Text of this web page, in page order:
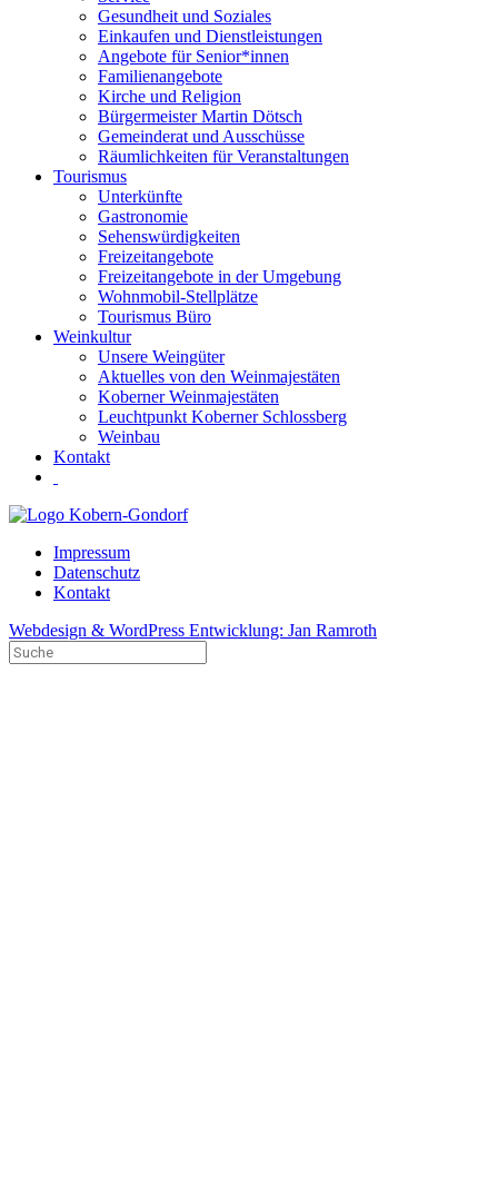
Gesundheit und Soziales
Einkaufen und Dienstleistungen
Angebote für Senior*innen
Familienangebote
Kirche und Religion
Bürgermeister Martin Dötsch
Gemeinderat und Ausschüsse
Räumlichkeiten für Veranstaltungen
Tourismus
Unterkünfte
Gastronomie
Sehenswürdigkeiten
Freizeitangebote
Freizeitangebote in der Umgebung
Wohnmobil-Stellplätze
Tourismus Büro
Weinkultur
Unsere Weingüter
Aktuelles von den Weinmajestäten
Koberner Weinmajestäten
Leuchtpunkt Koberner Schlossberg
Weinbau
Kontakt
Impressum
Datenschutz
Kontakt
Webdesign & WordPress Entwicklung: Jan Ramroth